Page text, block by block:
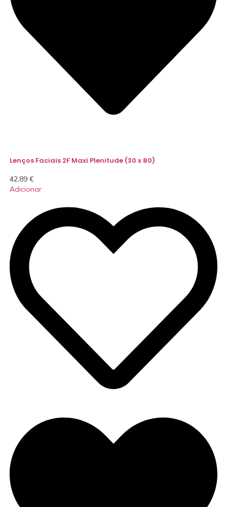
Lenços Faciais 2F Maxi Plenitude (30 x 80)
42,89 €
Adicionar